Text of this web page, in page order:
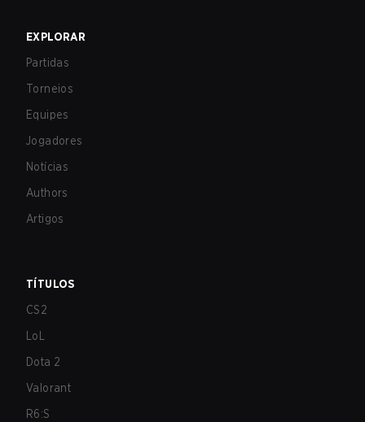
EXPLORAR
Partidas
Torneios
Equipes
Jogadores
Notícias
Authors
Artigos
TÍTULOS
CS2
LoL
Dota 2
Valorant
R6:S